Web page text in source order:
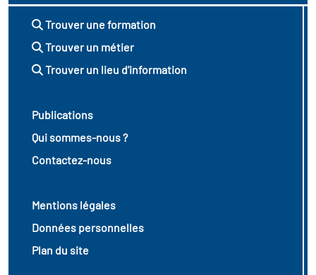
Trouver une formation
Trouver un métier
Trouver un lieu d'information
Publications
Qui sommes-nous ?
Contactez-nous
Mentions légales
Données personnelles
Plan du site